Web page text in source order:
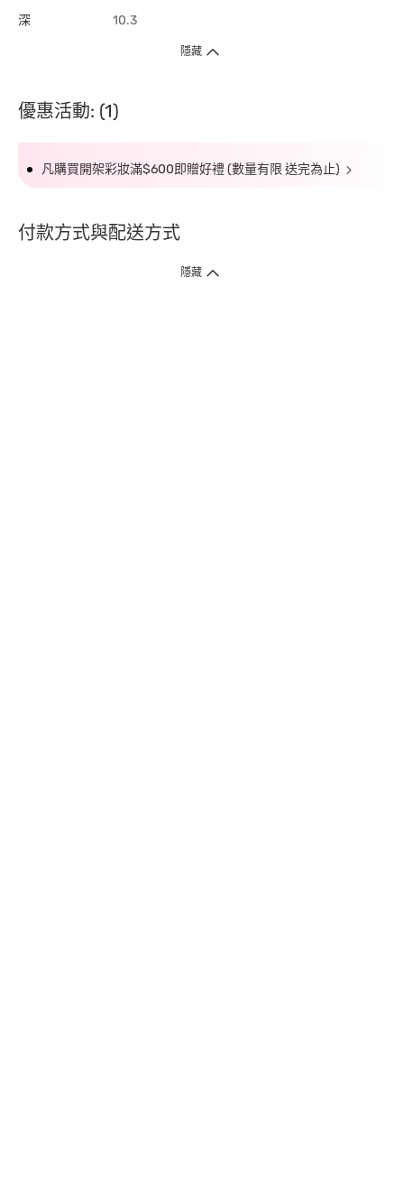
深 10.3
隱藏
優惠活動: (1)
凡購買開架彩妝滿$600即贈好禮 (數量有限 送完為止)
付款方式與配送方式
隱藏